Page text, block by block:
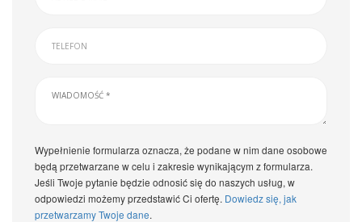
Wypełnienie formularza oznacza, że podane w nim dane osobowe
będą przetwarzane w celu i zakresie wynikającym z formularza.
Jeśli Twoje pytanie będzie odnosić się do naszych usług, w
odpowiedzi możemy przedstawić Ci ofertę. Dowiedz się, jak
przetwarzamy Twoje dane.